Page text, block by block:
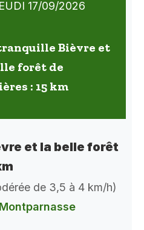
17/09/2026
Bièvre et
forêt de
: 15 km
et la belle forêt
de 3,5 à 4 km/h)